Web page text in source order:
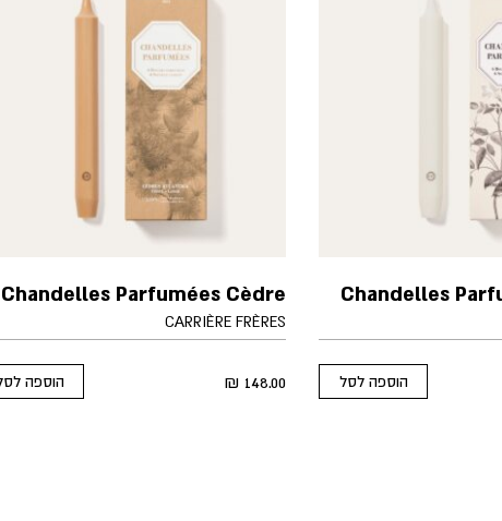
Chandelles
הוספה לסל
Chandelles Parfumées Cèdre
CARRIÈRE FRÈRES
148.00
₪ הוספה